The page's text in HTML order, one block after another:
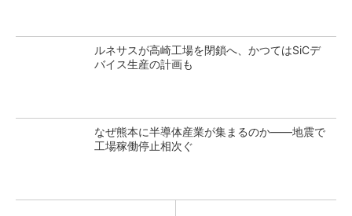
ルネサスが高崎工場を閉鎖へ、かつてはSiCデ
バイス生産の計画も
なぜ熊本に半導体産業が集まるのか――地震で
工場稼働停止相次ぐ